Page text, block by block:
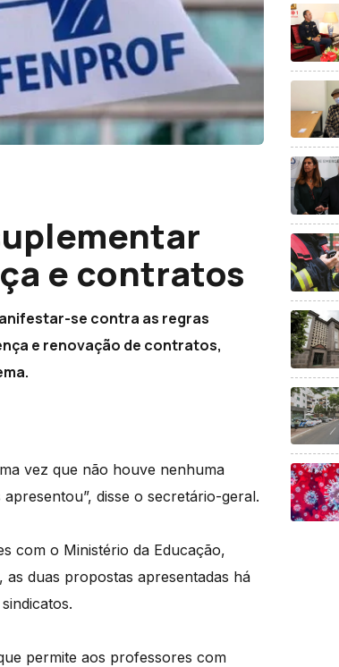
e contratos
se contra as regras
e renovação de contratos,
vez que não houve nenhuma
disse o secretário-geral.
com o Ministério da Educação,
duas propostas apresentadas há
permite aos professores com